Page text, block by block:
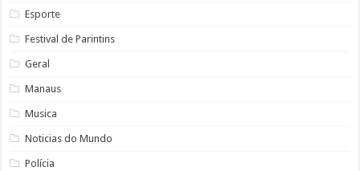
Esporte
Festival de Parintins
Geral
Manaus
Musica
Noticias do Mundo
Polícia